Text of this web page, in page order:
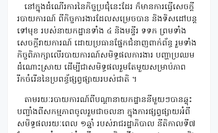
នៅក្នុងដំណើរការនៃកិច្ចប្រជុំនេះដែរ ក៏មានការធ្វើសេចក្តី
របាយការណ៍ ពីកិច្ចការងារដែលសម្រេចបាន និងទិសដៅបន្ត
ទៅមុខ របស់នាយកដ្ឋានទាំង ៤ និងមន្ទីរ ទទក ព្រមទាំង
សេចក្តីរាយការណ៍ ដោយប្រធានផ្នែកជំនាញពាក់ព័ន្ធ រួមទាំង
កិច្ចពិភាក្សាលើរបាយការណ៍សមិទ្ធផលការងារ បញ្ហាប្រឈម
ដំណោះស្រាយ ដើម្បីជាសមិទ្ធផលរួមតែមួយសម្រាប់ភាព
រីកចំរើននៃប្រពន្ធ័ផ្សព្វផ្សាយរបស់ជាតិ ។
តាមរយៈរបាយការណ៍ពីបណ្តានាយកដ្ឋាននីមួយៗបានឆ្លុះ
បញ្ចាំងពីសកម្មភាពចូលរួមជាចលនា ក្នុងការផ្សព្វផ្សាយអំពី
សមិទ្ធផលរយៈពេល ១ឆ្នាំ របស់រាជរដ្ឋាភិបាល នីតិកាលទី៧